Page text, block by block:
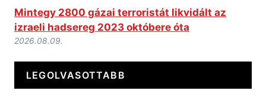
Mintegy 2800 gázai terroristát likvidált az
izraeli hadsereg 2023 októbere óta
2026.08.09.
LEGOLVASOTTABB